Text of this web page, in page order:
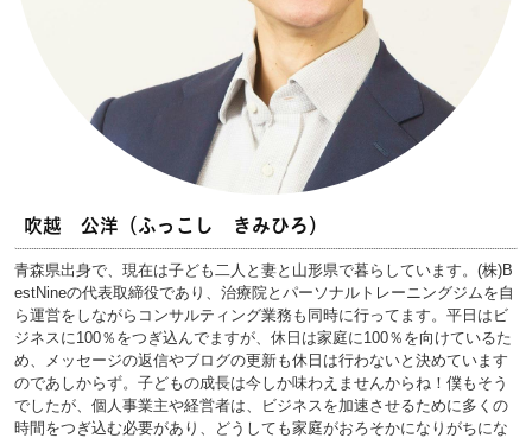
吹越 公洋（ふっこし きみひろ）
青森県出身で、現在は子ども二人と妻と山形県で暮らしています。(株)B
estNineの代表取締役であり、治療院とパーソナルトレーニングジムを自
ら運営をしながらコンサルティング業務も同時に行ってます。平日はビ
ジネスに100％をつぎ込んでますが、休日は家庭に100％を向けているた
め、メッセージの返信やブログの更新も休日は行わないと決めています
のであしからず。子どもの成長は今しか味わえませんからね！僕もそう
でしたが、個人事業主や経営者は、ビジネスを加速させるために多くの
時間をつぎ込む必要があり、どうしても家庭がおろそかになりがちにな